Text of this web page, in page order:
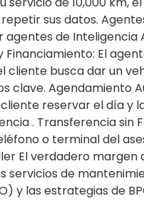
sus datos.
de
El
cliente busca dar un
Agendamiento
reservar el día
. Transferencia sin
o terminal del
El verdadero
servicios de
y las estrategias de